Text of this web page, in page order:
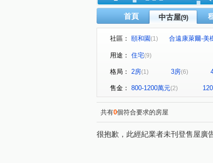
首頁 中古屋(9)
社區： 頤和園(1) 合遠康萊爾-美
麗晶公園
中正路
用途： 住宅(9)
格局： 2房(1) 3房(6)
售金： 800-1200萬元(2)
共有0個符合要求的房屋
很抱歉，此經紀業者未刊登售屋廣